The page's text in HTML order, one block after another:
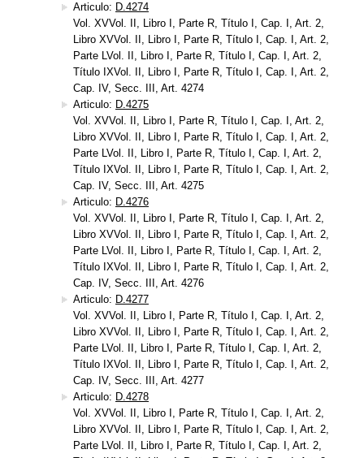
Articulo: D.4274
Vol. XVVol. II, Libro I, Parte R, Título I, Cap. I, Art. 2,
Libro XVVol. II, Libro I, Parte R, Título I, Cap. I, Art. 2,
Parte LVol. II, Libro I, Parte R, Título I, Cap. I, Art. 2,
Título IXVol. II, Libro I, Parte R, Título I, Cap. I, Art. 2,
Cap. IV, Secc. III, Art. 4274
Articulo: D.4275
Vol. XVVol. II, Libro I, Parte R, Título I, Cap. I, Art. 2,
Libro XVVol. II, Libro I, Parte R, Título I, Cap. I, Art. 2,
Parte LVol. II, Libro I, Parte R, Título I, Cap. I, Art. 2,
Título IXVol. II, Libro I, Parte R, Título I, Cap. I, Art. 2,
Cap. IV, Secc. III, Art. 4275
Articulo: D.4276
Vol. XVVol. II, Libro I, Parte R, Título I, Cap. I, Art. 2,
Libro XVVol. II, Libro I, Parte R, Título I, Cap. I, Art. 2,
Parte LVol. II, Libro I, Parte R, Título I, Cap. I, Art. 2,
Título IXVol. II, Libro I, Parte R, Título I, Cap. I, Art. 2,
Cap. IV, Secc. III, Art. 4276
Articulo: D.4277
Vol. XVVol. II, Libro I, Parte R, Título I, Cap. I, Art. 2,
Libro XVVol. II, Libro I, Parte R, Título I, Cap. I, Art. 2,
Parte LVol. II, Libro I, Parte R, Título I, Cap. I, Art. 2,
Título IXVol. II, Libro I, Parte R, Título I, Cap. I, Art. 2,
Cap. IV, Secc. III, Art. 4277
Articulo: D.4278
Vol. XVVol. II, Libro I, Parte R, Título I, Cap. I, Art. 2,
Libro XVVol. II, Libro I, Parte R, Título I, Cap. I, Art. 2,
Parte LVol. II, Libro I, Parte R, Título I, Cap. I, Art. 2,